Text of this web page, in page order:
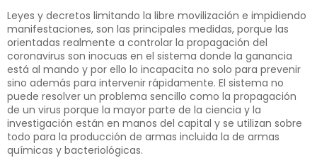
Leyes y decretos limitando la libre movilización e impidiendo
manifestaciones, son las principales medidas, porque las
orientadas realmente a controlar la propagación del
coronavirus son inocuas en el sistema donde la ganancia
está al mando y por ello lo incapacita no solo para prevenir
sino además para intervenir rápidamente. El sistema no
puede resolver un problema sencillo como la propagación
de un virus porque la mayor parte de la ciencia y la
investigación están en manos del capital y se utilizan sobre
todo para la producción de armas incluida la de armas
químicas y bacteriológicas.